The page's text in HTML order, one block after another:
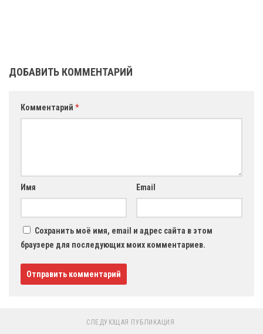
ДОБАВИТЬ КОММЕНТАРИЙ
Комментарий *
Имя Email
Сохранить моё имя, email и адрес сайта в этом
браузере для последующих моих комментариев.
СЛЕДУЮЩАЯ ПУБЛИКАЦИЯ